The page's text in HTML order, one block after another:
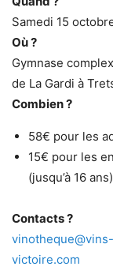
Samedi 15
Où ?
Gymnase
de La Gardi à
Combien ?
58€ pour les
15€ pour les
(jusqu’à 16 ans)
Contacts ?
victoire.com